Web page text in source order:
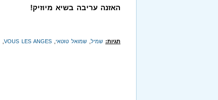
האזנה עריבה בשיא מיוזיק!
תגיות: שמיל שמואל טוטאי VOUS LES ANGES